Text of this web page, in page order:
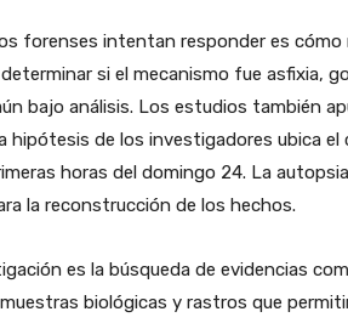
forenses intentan responder es
si el mecanismo fue asfixia,
bajo análisis. Los estudios también
hipótesis de los investigadores ubica el
horas del domingo 24. La
la reconstrucción de los hechos.
es la búsqueda de evidencias
biológicas y rastros que